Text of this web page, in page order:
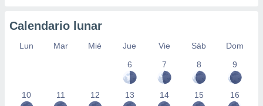
Calendario lunar
Lun Mar Mié Jue Vie Sáb
Dom
6
7 8 9
10 11 12 13 14 15 16